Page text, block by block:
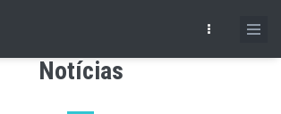
Notícias